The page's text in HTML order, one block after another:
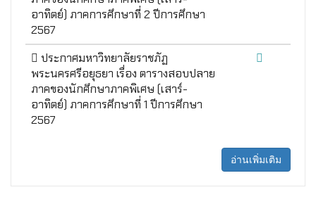
อาทิตย์) ภาคการศึกษาที่ 2 ปีการศึกษา
2567
ประกาศมหาวิทยาลัยราชภัฏ
พระนครศรีอยุธยา เรื่อง ตารางสอบปลาย
ภาคของนักศึกษาภาคพิเศษ (เสาร์-
อาทิตย์) ภาคการศึกษาที่ 1 ปีการศึกษา
2567
อ่านเพิ่มเติม